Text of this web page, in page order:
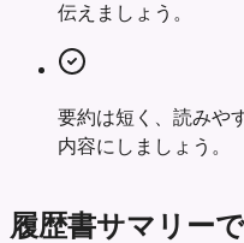
伝えましょう。
要約は短く、読みや
内容にしましょう。
履歴書サマリー